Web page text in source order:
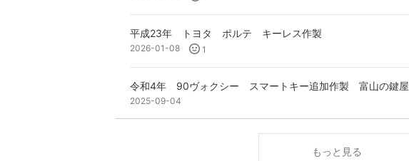
平成23年 トヨタ ポルテ キーレス作製
2026-01-08 1
令和4年 90ヴォクシー スマートキー追加作製 富山の鍵屋
2025-09-04
もっと見る